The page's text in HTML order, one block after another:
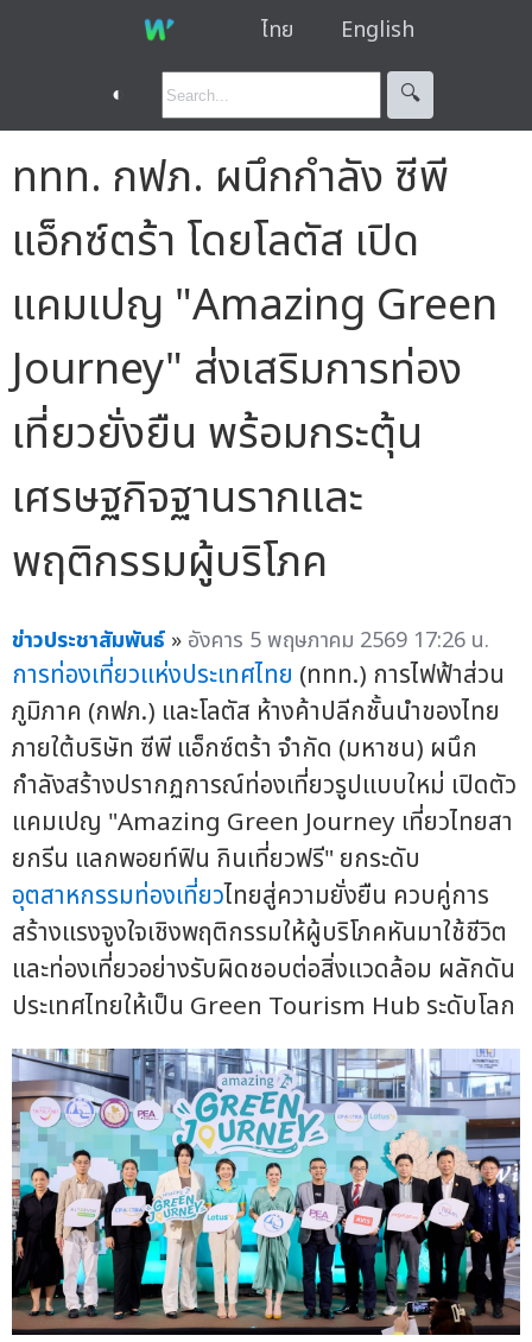
ไทย English
◐ 🔍︎
ททท. กฟภ. ผนึกกำลัง ซีพี
แอ็กซ์ตร้า โดยโลตัส เปิด
แคมเปญ "Amazing Green
Journey" ส่งเสริมการท่อง
เที่ยวยั่งยืน พร้อมกระตุ้น
เศรษฐกิจฐานรากและ
พฤติกรรมผู้บริโภค
ข่าวประชาสัมพันธ์ » อังคาร 5 พฤษภาคม 2569 17:26 น.
การท่องเที่ยวแห่งประเทศไทย (ททท.) การไฟฟ้าส่วน
ภูมิภาค (กฟภ.) และโลตัส ห้างค้าปลีกชั้นนำของไทย
ภายใต้บริษัท ซีพี แอ็กซ์ตร้า จำกัด (มหาชน) ผนึก
กำลังสร้างปรากฏการณ์ท่องเที่ยวรูปแบบใหม่ เปิดตัว
แคมเปญ "Amazing Green Journey เที่ยวไทยสา
ยกรีน แลกพอยท์ฟิน กินเที่ยวฟรี" ยกระดับ
อุตสาหกรรมท่องเที่ยวไทยสู่ความยั่งยืน ควบคู่การ
สร้างแรงจูงใจเชิงพฤติกรรมให้ผู้บริโภคหันมาใช้ชีวิต
และท่องเที่ยวอย่างรับผิดชอบต่อสิ่งแวดล้อม ผลักดัน
ประเทศไทยให้เป็น Green Tourism Hub ระดับโลก